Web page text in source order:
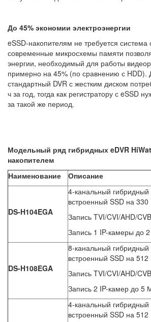
До 45% экономии электроэнергии
eSSD-накопителям не требуется
современные микросхемы памяти
энергии, необходимый для работы
примерно на 45% (по сравнению с HDD).
стандартный DVR с жестким диском
ч за год, тогда как регистратору с eSSD
за такой же период.
Модельный ряд гибридных eDVR
накопителем
Наименование
Описание
DS-H104EGA
4-канальный гибридный
встроенный SSD на 330
Запись TVI/CVI/AHD/
Запись 1 IP-камеры до
DS-H108EGA
8-канальный гибридный
встроенный SSD на 512
Запись TVI/CVI/AHD/
Запись 2 IP-камер до 5
4-канальный гибридный
встроенный SSD на 512